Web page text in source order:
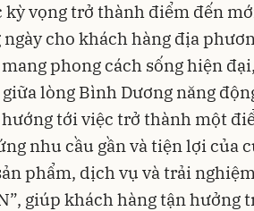
kỳ vọng trở thành điểm đến
ngày cho khách hàng địa
phong cách sống hiện
giữa lòng Bình Dương năng
tới việc trở thành một
nhu cầu gần và tiện lợi của
phẩm, dịch vụ và trải
giúp khách hàng tận hưởng